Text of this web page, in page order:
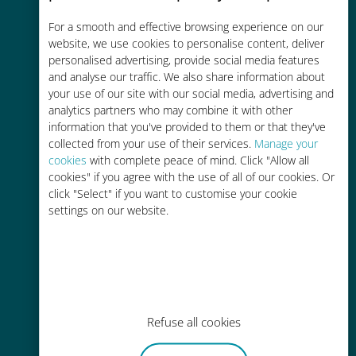
For a smooth and effective browsing experience on our
website, we use cookies to personalise content, deliver
personalised advertising, provide social media features
and analyse our traffic. We also share information about
your use of our site with our social media, advertising and
analytics partners who may combine it with other
information that you've provided to them or that they've
collected from your use of their services. Manage your
cookies with complete peace of mind. Click "Allow all
cookies" if you agree with the use of all of our cookies. Or
click "Select" if you want to customise your cookie
settings on our website.
Refuse all cookies
Économique
Jusqu'à 90 % moins cher que les
frais d'itinérance avec votre
opérateur habituel
Recharge facile